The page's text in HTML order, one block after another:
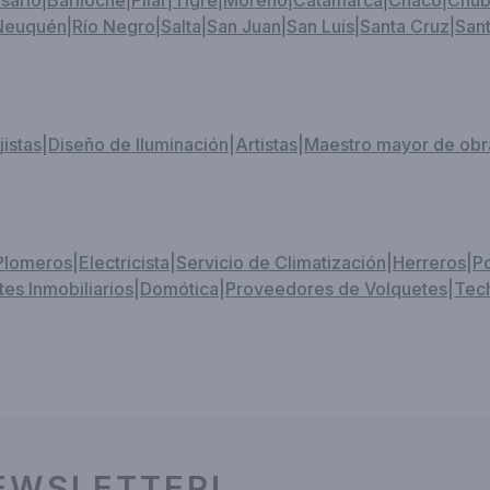
Río Negro Salta San Juan San Luis Santa Cruz
Diseño de Iluminación Artistas Maestro mayor de
Electricista Servicio de Climatización Herreros
Inmobiliarios Domótica Proveedores de Volquetes